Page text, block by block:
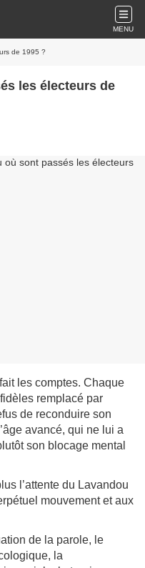
MENU
de 1995 ?
les électeurs de
les comptes. Chaque
remplacé par
de reconduire son
avancé, qui ne lui a
son blocage mental
l’attente du Lavandou
mouvement et aux
de la parole, le
la